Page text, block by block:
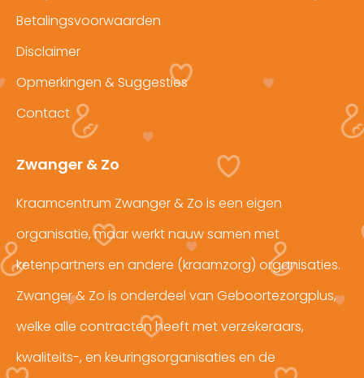
Betalingsvoorwaarden
Disclaimer
Opmerkingen & Suggesties
Contact
Zwanger & Zo
Kraamcentrum Zwanger & Zo is een eigen
organisatie, maar werkt nauw samen met
ketenpartners en andere (kraamzorg) organisaties.
Zwanger & Zo is onderdeel van Geboortezorgplus,
welke alle contracten heeft met verzekeraars,
kwaliteits-, en keuringsorganisaties en de